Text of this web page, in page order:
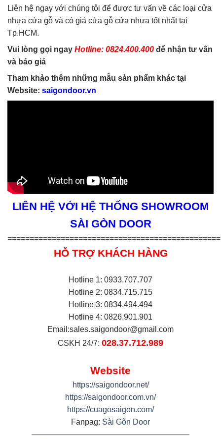
Liên hệ ngay với chúng tôi để được tư vấn về các loại cửa
nhựa cửa gỗ và có giá cửa gỗ cửa nhựa tốt nhất tại
Tp.HCM.
Vui lòng gọi ngay Hotline: 0824.400.400 để nhận tư vấn
và báo giá
Tham khảo thêm những mẫu sản phẩm khác tại
Website: saigondoor.vn
LIÊN HỆ VỚI HỆ THỐNG SHOWROOM
SÀI GÒN DOOR
================================================
HỖ TRỢ KHÁCH HÀNG
Hotline 1: 0933.707.707
Hotline 2: 0834.715.715
Hotline 3: 0834.494.494
Hotline 4: 0826.901.901
Email:sales.saigondoor@gmail.com
CSKH 24/7: 028.37.712.989
Website
https://saigondoor.net/
https://saigondoor.com.vn/
https://cuagosaigon.com/
Fanpag: Sài Gòn Door
————————————————————